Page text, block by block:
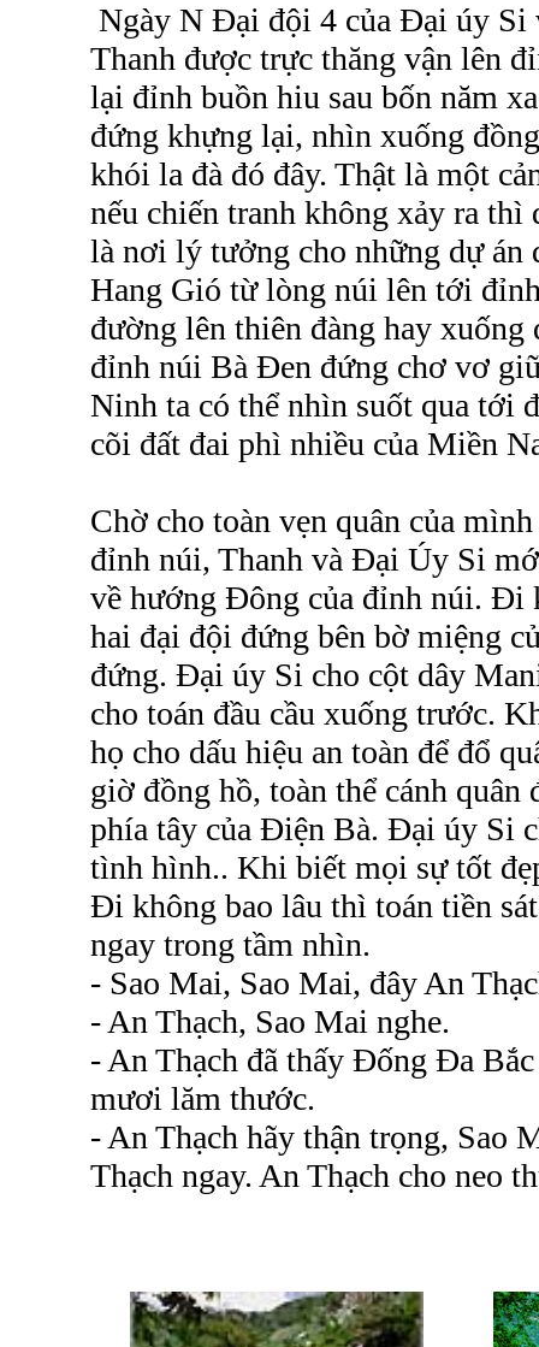
Ngày N Đại đội 4 của Đại úy
Thanh được trực thăng vận lên
lại đỉnh buồn hiu sau bốn năm
đứng khựng lại, nhìn xuống
khói la đà đó đây. Thật là một
nếu chiến tranh không xảy ra thì
là nơi lý tưởng cho những dự án
Hang Gió từ lòng núi lên tới
đường lên thiên đàng hay xuống
đỉnh núi Bà Đen đứng chơ vơ
Ninh ta có thể nhìn suốt qua tới
cõi đất đai phì nhiều của Miền
Chờ cho toàn vẹn quân của
đỉnh núi, Thanh và Đại Úy Si
về hướng Đông của đỉnh núi. Đi
hai đại đội đứng bên bờ miệng
đứng. Đại úy Si cho cột dây
cho toán đầu cầu xuống trước.
họ cho dấu hiệu an toàn để đổ
giờ đồng hồ, toàn thể cánh
phía tây của Điện Bà. Đại úy Si
tình hình.. Khi biết mọi sự tốt
Đi không bao lâu thì toán tiền
ngay trong tầm nhìn.
- Sao Mai, Sao Mai, đây An
- An Thạch, Sao Mai nghe.
- An Thạch đã thấy Đống Đa
mươi lăm thước.
- An Thạch hãy thận trọng, Sao
Thạch ngay. An Thạch cho neo